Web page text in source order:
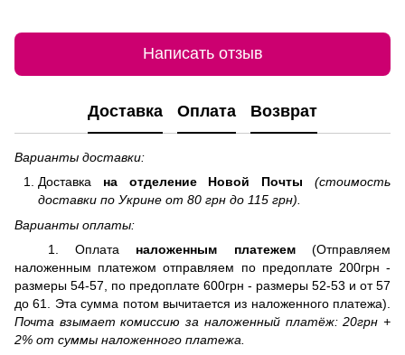
Написать отзыв
Доставка Оплата Возврат
Варианты доставки:
Доставка на отделение Новой Почты
(стоимость
доставки по Укрине от 80 грн до 115 грн).
Варианты оплаты:
1. Оплата наложенным платежем(Отправляем
наложенным платежом отправляем по предоплате 200грн -
размеры 54-57, по предоплате 600грн - размеры 52-53 и от 57
до 61. Эта сумма потом вычитается из наложенного платежа).
Почта взымает комиссию за наложенный платёж: 20грн +
2% от суммы наложенного платежа.